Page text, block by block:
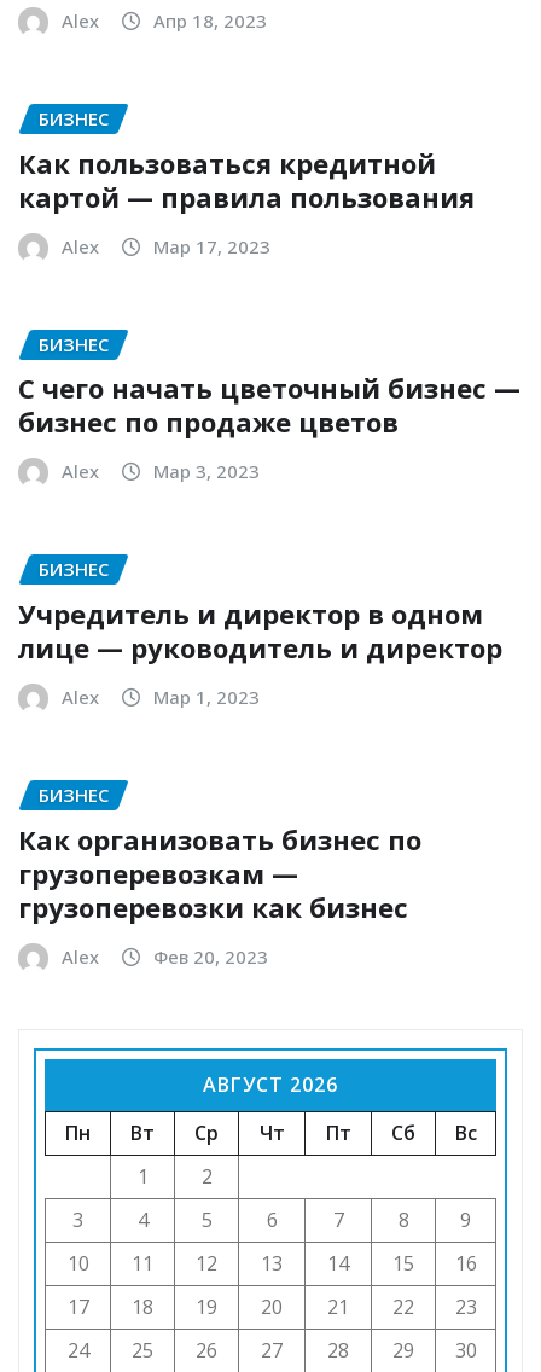
Alex Апр 18, 2023
БИЗНЕС
Как пользоваться кредитной
картой — правила пользования
Alex Мар 17, 2023
БИЗНЕС
С чего начать цветочный бизнес —
бизнес по продаже цветов
Alex Мар 3, 2023
БИЗНЕС
Учредитель и директор в одном
лице — руководитель и директор
Alex Мар 1, 2023
БИЗНЕС
Как организовать бизнес по
грузоперевозкам —
грузоперевозки как бизнес
Alex Фев 20, 2023
АВГУСТ 2026
Пн
Вт Ср Чт Пт Сб
Вс
1
2
3
4 5 6 7 8
9
10
11 12 13 14 15
16
17
18 19 20 21 22
23
24
25 26 27 28 29 30